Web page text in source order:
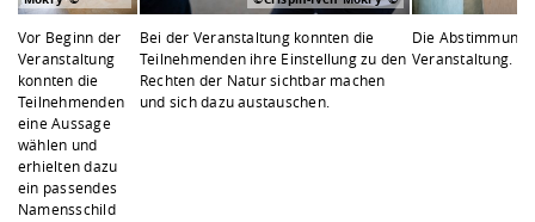
Vor Beginn der
Veranstaltung
konnten die
Teilnehmenden
eine Aussage
wählen und
erhielten dazu
ein passendes
Namensschild
Bei der Veranstaltung konnten die
Teilnehmenden ihre Einstellung zu den
Rechten der Natur sichtbar machen
und sich dazu austauschen.
Die
Veranstaltung.